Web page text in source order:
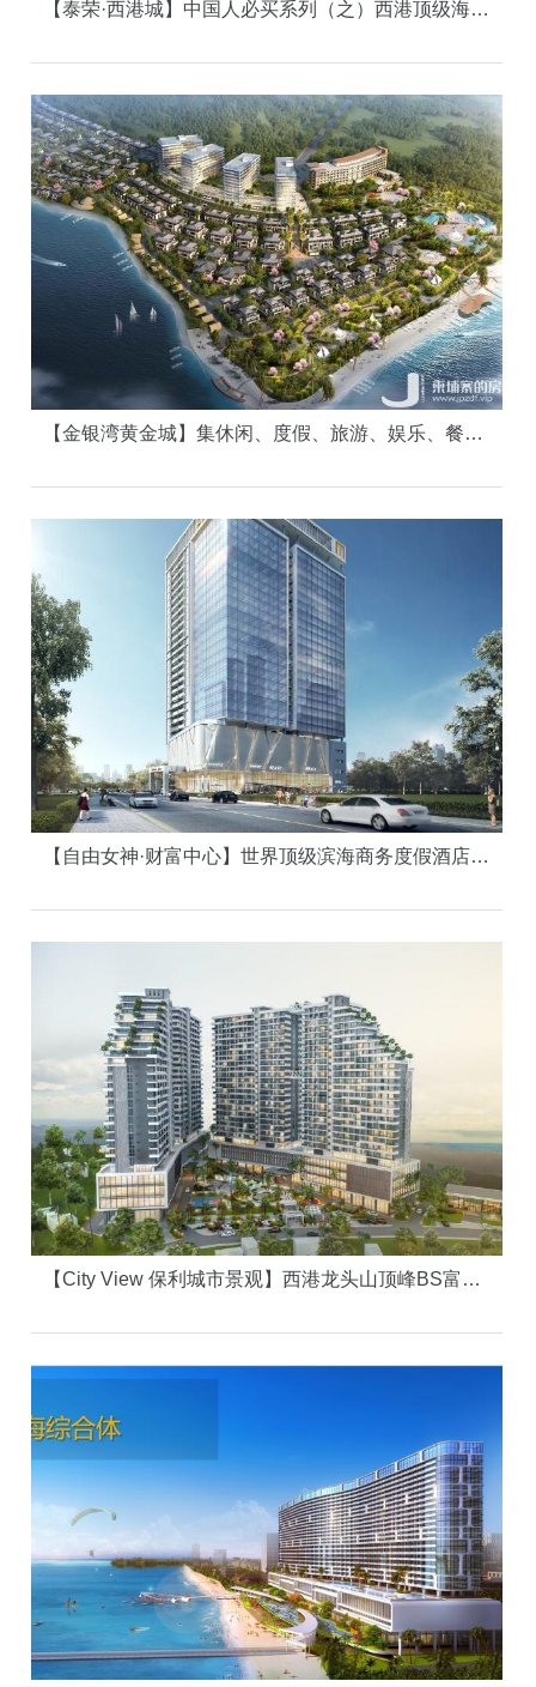
【泰荣·西港城】中国人必买系列（之）西港顶级海景楼盘
【金银湾黄金城】集休闲、度假、旅游、娱乐、餐饮、购物、文化艺术、赌场于一体的海岸大城
【自由女神·财富中心】世界顶级滨海商务度假酒店公寓，1600美元起，提供10年返租，年回报率15%
【City View 保利城市景观】西港龙头山顶峰BS富人区，龙脉之地 俯瞰西港城